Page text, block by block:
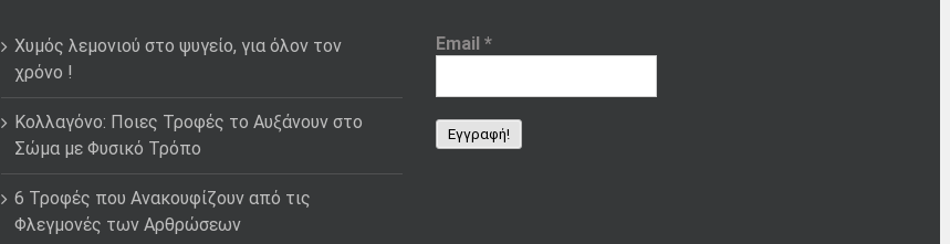
Χυμός λεμονιού στο ψυγείο, για όλον τον
χρόνο !
Κολλαγόνο: Ποιες Τροφές το Αυξάνουν στο
Σώμα με Φυσικό Τρόπο
6 Τροφές που Ανακουφίζουν από τις
Φλεγμονές των Αρθρώσεων
Email*